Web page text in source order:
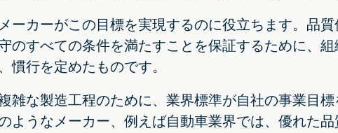
ーカーがこの目標を実現するのに役立ちます。品
のすべての条件を満たすことを保証するために、
慣行を定めたものです。
雑な製造工程のために、業界標準が自社の事業目
ようなメーカー、例えば自動車業界では、優れた